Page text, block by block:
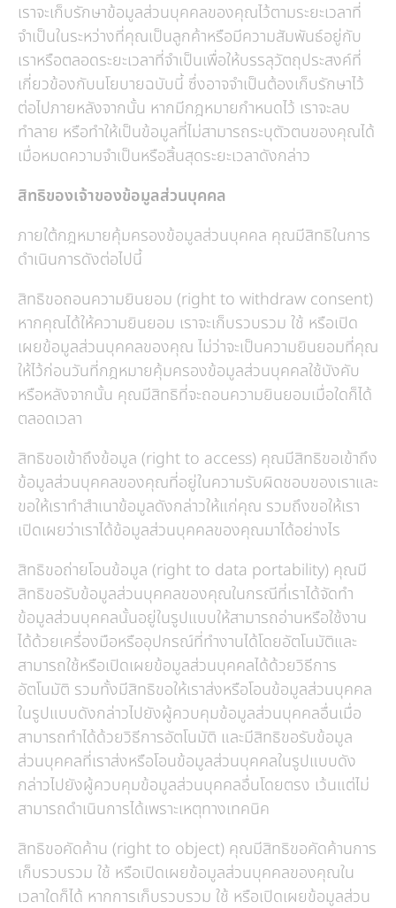
เราจะเก็บรักษาข้อมูลส่วนบุคคลของคุณไว้ตามระยะเวลาที่
จำเป็นในระหว่างที่คุณเป็นลูกค้าหรือมีความสัมพันธ์อยู่กับ
เราหรือตลอดระยะเวลาที่จำเป็นเพื่อให้บรรลุวัตถุประสงค์ที่
เกี่ยวข้องกับนโยบายฉบับนี้ ซึ่งอาจจำเป็นต้องเก็บรักษาไว้
ต่อไปภายหลังจากนั้น หากมีกฎหมายกำหนดไว้ เราจะลบ
ทำลาย หรือทำให้เป็นข้อมูลที่ไม่สามารถระบุตัวตนของคุณได้
เมื่อหมดความจำเป็นหรือสิ้นสุดระยะเวลาดังกล่าว
สิทธิของเจ้าของข้อมูลส่วนบุคคล
ภายใต้กฎหมายคุ้มครองข้อมูลส่วนบุคคล คุณมีสิทธิในการ
ดำเนินการดังต่อไปนี้
สิทธิขอถอนความยินยอม (right to withdraw consent)
หากคุณได้ให้ความยินยอม เราจะเก็บรวบรวม ใช้ หรือเปิด
เผยข้อมูลส่วนบุคคลของคุณ ไม่ว่าจะเป็นความยินยอมที่คุณ
ให้ไว้ก่อนวันที่กฎหมายคุ้มครองข้อมูลส่วนบุคคลใช้บังคับ
หรือหลังจากนั้น คุณมีสิทธิที่จะถอนความยินยอมเมื่อใดก็ได้
ตลอดเวลา
สิทธิขอเข้าถึงข้อมูล (right to access) คุณมีสิทธิขอเข้าถึง
ข้อมูลส่วนบุคคลของคุณที่อยู่ในความรับผิดชอบของเราและ
ขอให้เราทำสำเนาข้อมูลดังกล่าวให้แก่คุณ รวมถึงขอให้เรา
เปิดเผยว่าเราได้ข้อมูลส่วนบุคคลของคุณมาได้อย่างไร
สิทธิขอถ่ายโอนข้อมูล (right to data portability) คุณมี
สิทธิขอรับข้อมูลส่วนบุคคลของคุณในกรณีที่เราได้จัดทำ
ข้อมูลส่วนบุคคลนั้นอยู่ในรูปแบบให้สามารถอ่านหรือใช้งาน
ได้ด้วยเครื่องมือหรืออุปกรณ์ที่ทำงานได้โดยอัตโนมัติและ
สามารถใช้หรือเปิดเผยข้อมูลส่วนบุคคลได้ด้วยวิธีการ
อัตโนมัติ รวมทั้งมีสิทธิขอให้เราส่งหรือโอนข้อมูลส่วนบุคคล
ในรูปแบบดังกล่าวไปยังผู้ควบคุมข้อมูลส่วนบุคคลอื่นเมื่อ
สามารถทำได้ด้วยวิธีการอัตโนมัติ และมีสิทธิขอรับข้อมูล
ส่วนบุคคลที่เราส่งหรือโอนข้อมูลส่วนบุคคลในรูปแบบดัง
กล่าวไปยังผู้ควบคุมข้อมูลส่วนบุคคลอื่นโดยตรง เว้นแต่ไม่
สามารถดำเนินการได้เพราะเหตุทางเทคนิค
สิทธิขอคัดค้าน (right to object) คุณมีสิทธิขอคัดค้านการ
เก็บรวบรวม ใช้ หรือเปิดเผยข้อมูลส่วนบุคคลของคุณใน
เวลาใดก็ได้ หากการเก็บรวบรวม ใช้ หรือเปิดเผยข้อมูลส่วน